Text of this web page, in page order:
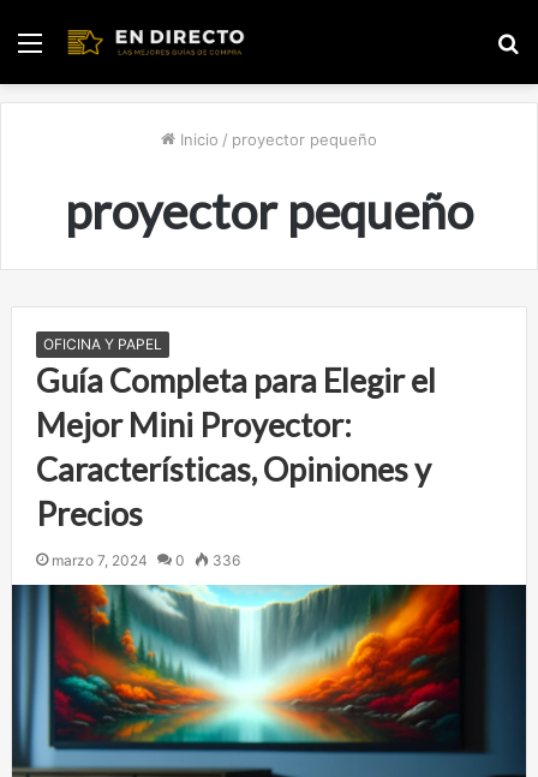
Menú
Inicio / proyector pequeño
proyector pequeño
OFICINA Y PAPEL
Guía Completa para Elegir el
Mejor Mini Proyector:
Características, Opiniones y
Precios
marzo 7, 2024 0 336